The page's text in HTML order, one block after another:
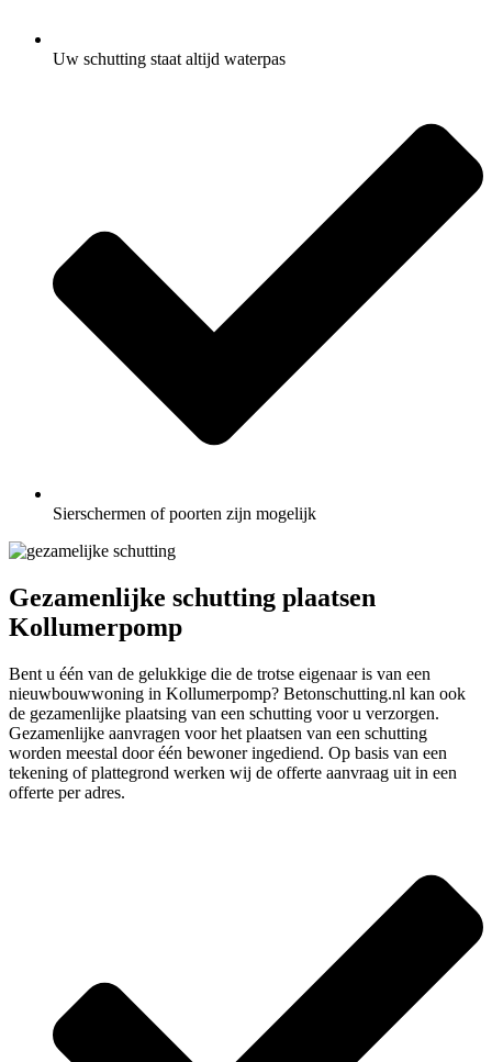
Uw schutting staat altijd waterpas
Sierschermen of poorten zijn mogelijk
Gezamenlijke schutting plaatsen
Kollumerpomp
Bent u één van de gelukkige die de trotse eigenaar is van een
nieuwbouwwoning in Kollumerpomp? Betonschutting.nl kan ook
de gezamenlijke plaatsing van een schutting voor u verzorgen.
Gezamenlijke aanvragen voor het plaatsen van een schutting
worden meestal door één bewoner ingediend. Op basis van een
tekening of plattegrond werken wij de offerte aanvraag uit in een
offerte per adres.